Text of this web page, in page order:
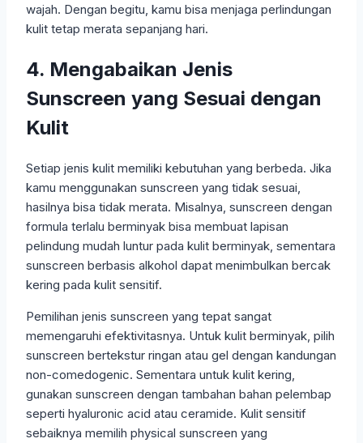
wajah. Dengan begitu, kamu bisa menjaga perlindungan
kulit tetap merata sepanjang hari.
4. Mengabaikan Jenis
Sunscreen yang Sesuai dengan
Kulit
Setiap jenis kulit memiliki kebutuhan yang berbeda. Jika
kamu menggunakan sunscreen yang tidak sesuai,
hasilnya bisa tidak merata. Misalnya, sunscreen dengan
formula terlalu berminyak bisa membuat lapisan
pelindung mudah luntur pada kulit berminyak, sementara
sunscreen berbasis alkohol dapat menimbulkan bercak
kering pada kulit sensitif.
Pemilihan jenis sunscreen yang tepat sangat
memengaruhi efektivitasnya. Untuk kulit berminyak, pilih
sunscreen bertekstur ringan atau gel dengan kandungan
non-comedogenic. Sementara untuk kulit kering,
gunakan sunscreen dengan tambahan bahan pelembap
seperti hyaluronic acid atau ceramide. Kulit sensitif
sebaiknya memilih physical sunscreen yang